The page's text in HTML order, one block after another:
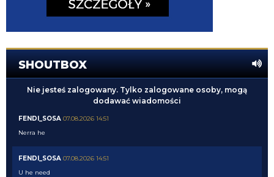
SHOUTBOX
Nie jesteś zalogowany. Tylko zalogowane osoby, mogą
dodawać wiadomości
FENDI_SOSA 07.08.2026 14:51
Nerra he
FENDI_SOSA 07.08.2026 14:51
U he need